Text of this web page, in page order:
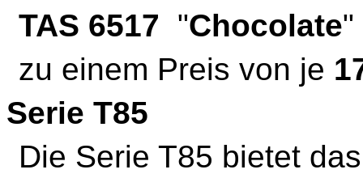
TAS 6517 "Chocolate"
zu einem Preis von je
Serie T85
Die Serie T85 bietet